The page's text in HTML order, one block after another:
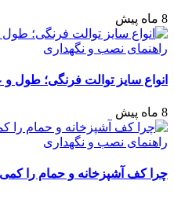
8 ماه پیش
راهنمای نصب و نگهداری
انواع سایز توالت فرنگی؛ طول
8 ماه پیش
راهنمای نصب و نگهداری
چرا کف آشپزخانه و حمام را